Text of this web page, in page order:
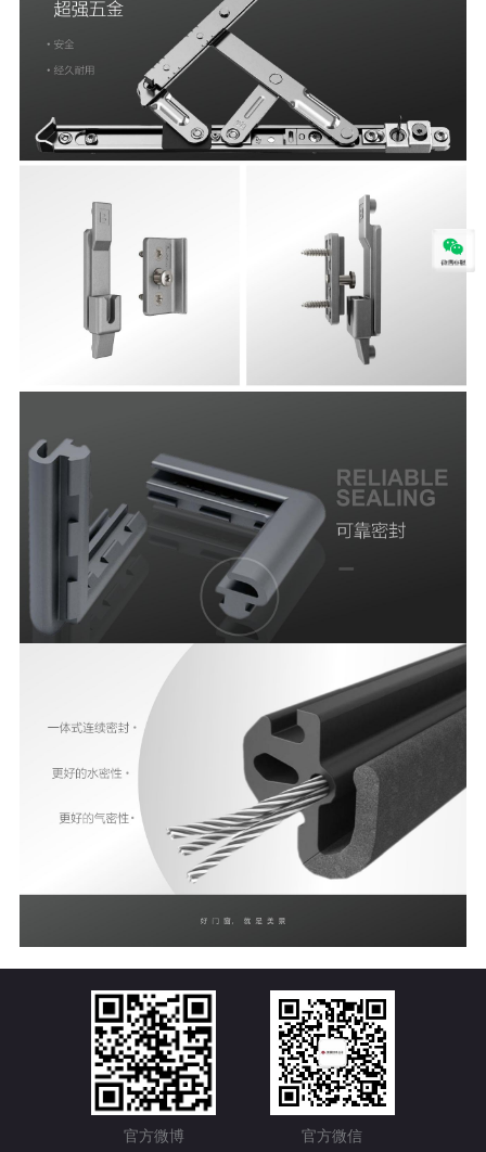
官方微博 官方微信